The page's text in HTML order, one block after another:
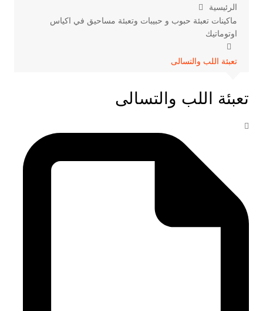
الرئيسية
ماكينات تعبئة حبوب و حبيبات وتعبئة مساحيق في اكياس
اوتوماتيك
تعبئة اللب والتسالى
تعبئة اللب والتسالى